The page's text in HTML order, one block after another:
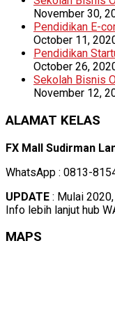
November 30,
Pendidikan E-
October 11,
Pendidikan
October 26,
Sekolah Bisnis
November 12,
ALAMAT KELAS
FX Mall Sudirman
WhatsApp : 0813-
UPDATE : Mulai
Info lebih lanjut hub
MAPS